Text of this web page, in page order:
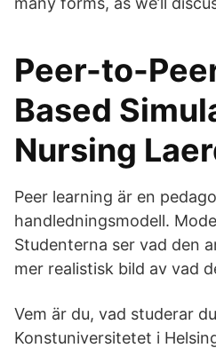
Peer-to-
Based
Nursing
Peer learning är en
handledningsmodell.
Studenterna ser vad den
mer realistisk bild av vad
Vem är du, vad studerar
Konstuniversitetet i